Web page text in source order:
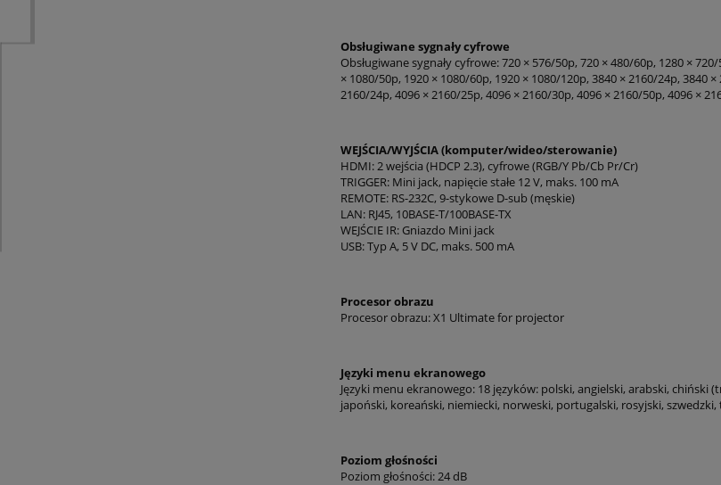
Obsługiwane sygnały cyfrowe
Obsługiwane sygnały cyfrowe: 720 × 576/50p, 720 × 480/60p, 1280 ×
× 1080/50p, 1920 × 1080/60p, 1920 × 1080/120p, 3840 × 2160/24p, 3840
2160/24p, 4096 × 2160/25p, 4096 × 2160/30p, 4096 × 2160/50p, 4096 ×
WEJŚCIA/WYJŚCIA (komputer/wideo/sterowanie)
HDMI: 2 wejścia (HDCP 2.3), cyfrowe (RGB/Y Pb/Cb Pr/Cr)
TRIGGER: Mini jack, napięcie stałe 12 V, maks. 100 mA
REMOTE: RS-232C, 9-stykowe D-sub (męskie)
LAN: RJ45, 10BASE-T/100BASE-TX
WEJŚCIE IR: Gniazdo Mini jack
USB: Typ A, 5 V DC, maks. 500 mA
Procesor obrazu
Procesor obrazu: X1 Ultimate for projector
Języki menu ekranowego
Języki menu ekranowego: 18 języków: polski, angielski, arabski,
japoński, koreański, niemiecki, norweski, portugalski, rosyjski, szwedzki,
Poziom głośności
Poziom głośności: 24 dB